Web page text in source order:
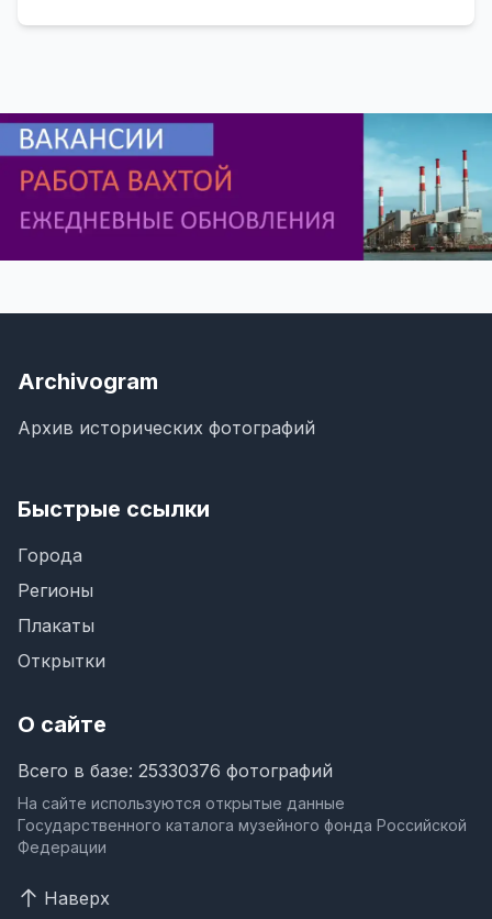
Archivogram
Архив исторических фотографий
Быстрые ссылки
Города
Регионы
Плакаты
Открытки
О сайте
Всего в базе: 25330376 фотографий
На сайте используются открытые данные
Государственного каталога музейного фонда Российской
Федерации
Наверх